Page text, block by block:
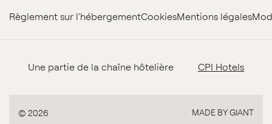
Règlement sur l'hébergementCookiesMentions légales
© 2026
Une partie de la chaîne hôtelière CPI Hotels
MADE BY GIANT